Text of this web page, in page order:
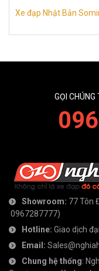
Xe đạp Nhật Bản
GỌI
Showroom: 77 Tôn
0967287777)
Hotline: Giao dịch
Email:
Chung hệ thống: